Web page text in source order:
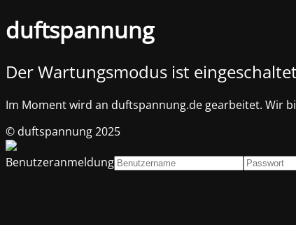
duftspannung
Der Wartungsmodus ist eingeschaltet
Im Moment wird an duftspannung.de gearbeitet. Wir
© duftspannung 2025
Benutzeranmeldung